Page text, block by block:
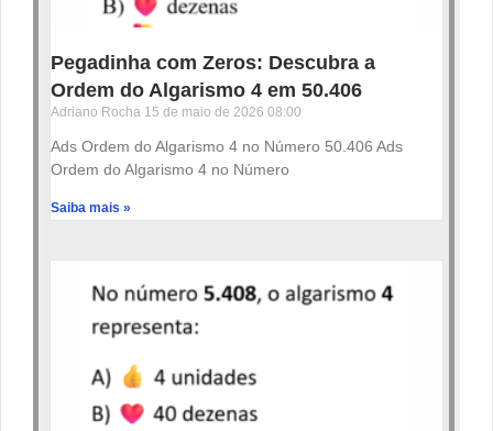
Pegadinha com Zeros: Descubra a
Ordem do Algarismo 4 em 50.406
Adriano Rocha 15 de maio de 2026 08:00
Ads Ordem do Algarismo 4 no Número 50.406 Ads
Ordem do Algarismo 4 no Número
Saiba mais »